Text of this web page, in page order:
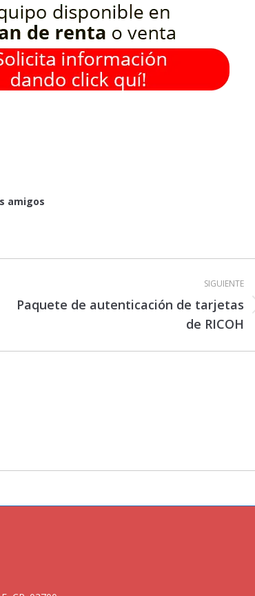
amigos
SIGUIENTE
Proyecto
Paquete de autenticación de tarjetas
de RICOH